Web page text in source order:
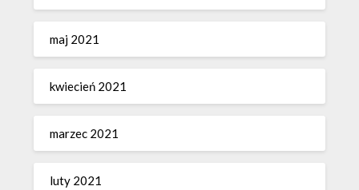
maj 2021
kwiecień 2021
marzec 2021
luty 2021